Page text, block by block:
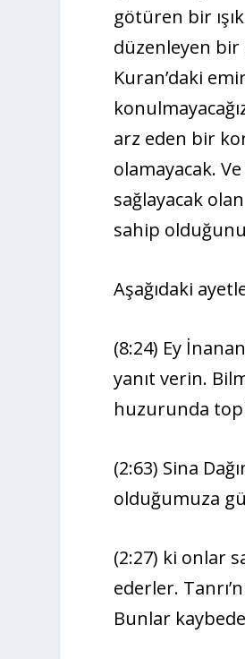
götüren bir
düzenleyen bir
Kuran’daki
arz eden bir
olamayacak.
sağlayacak
sahip
Aşağıdaki
(8:24) Ey
yanıt verin.
huzurunda
(2:63) Sina
olduğumuza
(2:27) ki onlar
ederler.
Bunlar